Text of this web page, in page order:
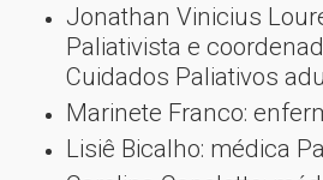
Jonathan Vinicius
Paliativista e
Cuidados Paliativos
Marinete Franco:
Lisiê Bicalho: médica